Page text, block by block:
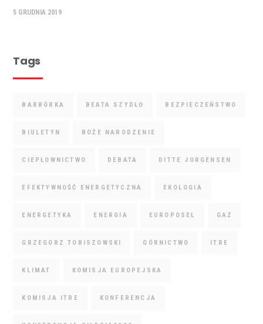
5 GRUDNIA 2019
Tags
BARBÓRKA BEATA SZYDŁO BEZPIECZEŃSTWO
BIULETYN BOŻE NARODZENIE
CIEPŁOWNICTWO DEBATA DITTE JORGENSEN
EFEKTYWNOŚĆ ENERGETYCZNA EKOLOGIA
ENERGETYKA ENERGIA EUROPOSEŁ GAZ
GRZEGORZ TOBISZOWSKI GÓRNICTWO ITRE
KLIMAT KOMISJA EUROPEJSKA
KOMISJA ITRE KONFERENCJA